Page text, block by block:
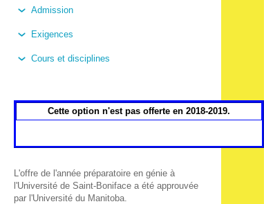
Admission
Exigences
Cours et disciplines
Cette option n'est pas offerte en 2018-2019.
L'offre de l'année préparatoire en génie à
l'Université de Saint-Boniface a été approuvée
par l'Université du Manitoba.